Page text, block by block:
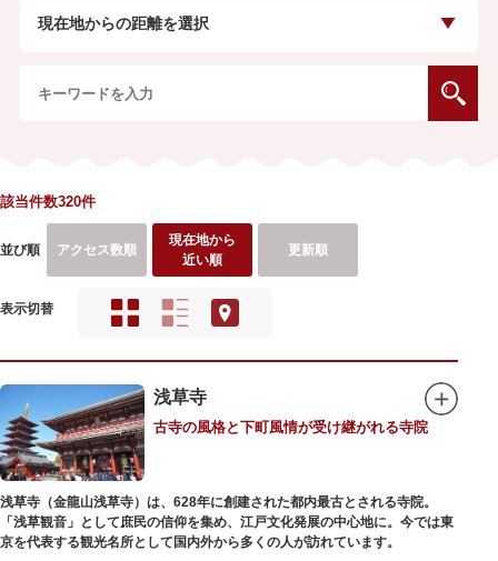
現在地からの距離を選択
該当件数320件
並び順 アクセス数順
現在地から
近い順
更新順
表示切替
浅草寺
古寺の風格と下町風情が受け継がれる寺院
浅草寺（金龍山浅草寺）は、628年に創建された都内最古とされる寺院。
「浅草観音」として庶民の信仰を集め、江戸文化発展の中心地に。今では東
京を代表する観光名所として国内外から多くの人が訪れています。